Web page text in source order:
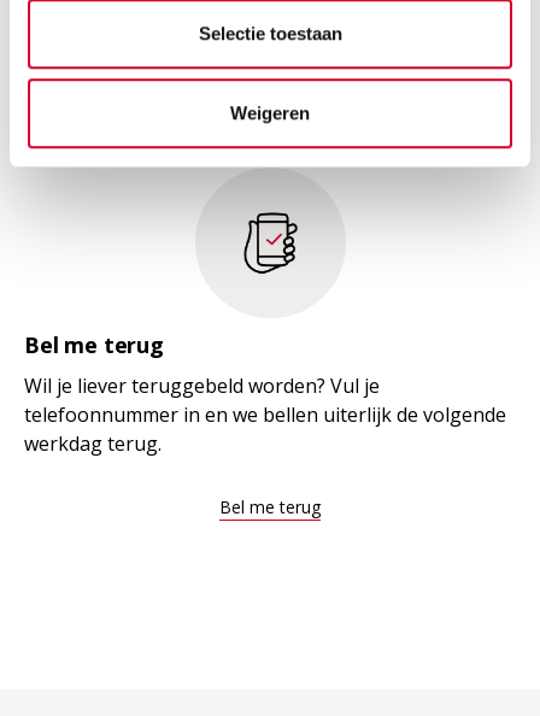
Selectie toestaan
Weigeren
nodig.
Regel het nu
Bel me terug
Wil je liever teruggebeld worden? Vul je
telefoonnummer in en we bellen uiterlijk de volgende
werkdag terug.
Bel me terug